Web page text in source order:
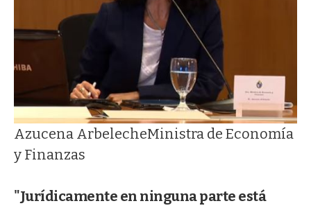
Azucena ArbelecheMinistra de Economía
y Finanzas
"Jurídicamente en ninguna parte está